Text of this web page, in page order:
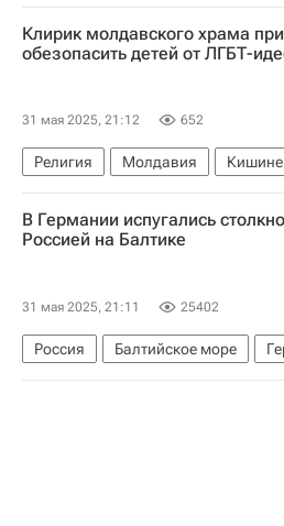
Теллур Муталлимов
Кади
Клирик молдавского храма
обезопасить детей от ЛГБТ-
31 мая 2025, 21:12 652
Религия Молдавия
Ион Чебан
традиционные
В мире
В Германии испугались
Россией на Балтике
31 мая 2025, 21:11 25402
Россия Балтийское море
НАТО
В мире